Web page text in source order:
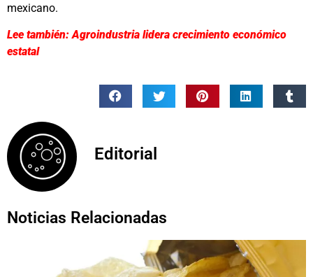
mexicano.
Lee también: Agroindustria lidera crecimiento económico
estatal
Editorial
Noticias Relacionadas